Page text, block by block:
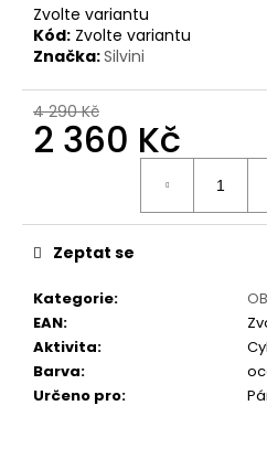
Zvolte variantu
Kód: Zvolte variantu
Značka:Silvini
4 290 Kč
2 360 Kč
Kategorie:
EAN:
Aktivita:
Barva:
Určeno pro:
Zeptat se
u
č
u